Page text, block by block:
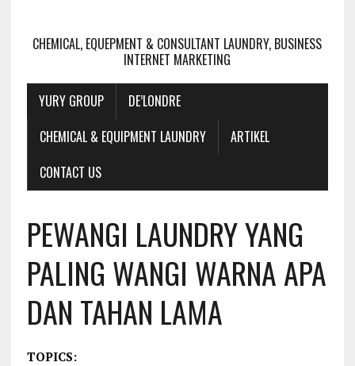
CHEMICAL, EQUEPMENT & CONSULTANT LAUNDRY, BUSINESS
INTERNET MARKETING
YURY GROUP
DE’LONDRE
CHEMICAL & EQUIPMENT LAUNDRY
ARTIKEL
CONTACT US
PEWANGI LAUNDRY YANG
PALING WANGI WARNA APA
DAN TAHAN LAMA
TOPICS: